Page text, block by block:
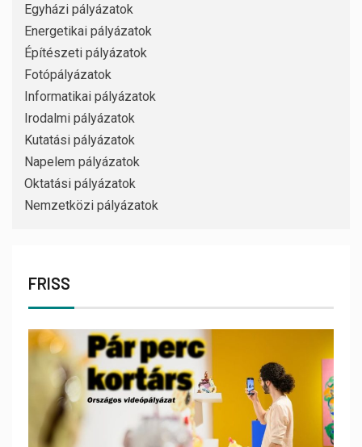
Egyházi pályázatok
Energetikai pályázatok
Építészeti pályázatok
Fotópályázatok
Informatikai pályázatok
Irodalmi pályázatok
Kutatási pályázatok
Napelem pályázatok
Oktatási pályázatok
Nemzetközi pályázatok
FRISS